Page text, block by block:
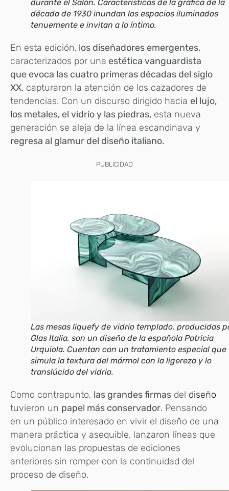
durante el Salón. Características de la gráfica de la
década de 1930 inundan los espacios iluminados
tenuemente e invitan a lo íntimo.
En esta edición, los diseñadores emergentes,
caracterizados por una estética vanguardista
que evoca las cuatro primeras décadas del siglo
XX, capturaron la atención de los cazadores de
tendencias. Con un discurso dirigido hacia el lujo,
los metales, el vidrio y las piedras, esta nueva
generación se aleja de la línea escandinava y
regresa al glamur del diseño italiano.
PUBLICIDAD
Las mesas liquefy de vidrio templado, producidas
Glas Italia, son un diseño de la española Patricia
Urquiola. Cuentan con un tratamiento especial que
simula la textura del mármol con la ligereza y lo
translúcido del vidrio.
Como contrapunto, las grandes firmas del diseño
tuvieron un papel más conservador. Pensando
en un público interesado en vivir el diseño de una
manera práctica y asequible, lanzaron líneas que
evolucionan las propuestas de ediciones
anteriores sin romper con la continuidad del
proceso de diseño.